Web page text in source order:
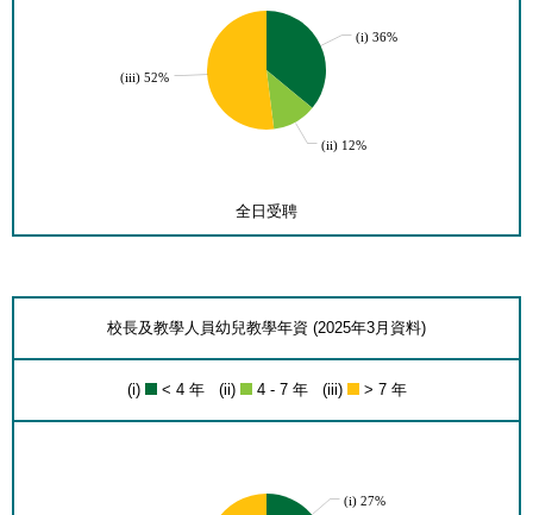
(i) 36%
(ii) 12%
(iii) 52%
全日受聘
校長及教學人員幼兒教學年資 (2025年3月資料)
(i) < 4 年 (ii) 4 - 7 年 (iii) > 7 年
(i) 27%